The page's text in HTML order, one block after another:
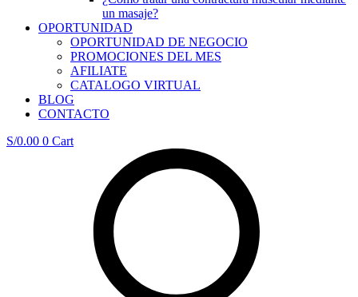
un masaje?
OPORTUNIDAD
OPORTUNIDAD DE NEGOCIO
PROMOCIONES DEL MES
AFILIATE
CATALOGO VIRTUAL
BLOG
CONTACTO
S/0.00 0 Cart